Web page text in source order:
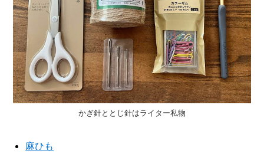
かぎ針ととじ針はライター私物
麻ひも